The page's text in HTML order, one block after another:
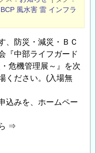
BCP 風水害 雷 インフラ
、防災・減災・ＢＣ
『中部ライフガード
危機管理展～』を次
ください。(入場無
込みを、ホームペー
⇒